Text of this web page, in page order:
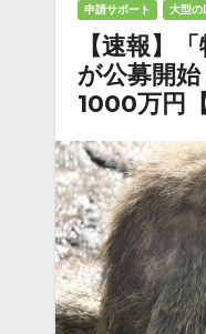
申請サポート 大型の
【速報】
が公募開
1000万円